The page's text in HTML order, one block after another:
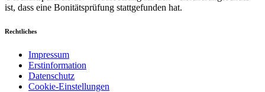
ist, dass eine Bonitätsprüfung stattgefunden hat.
Rechtliches
Impressum
Erstinformation
Datenschutz
Cookie-Einstellungen